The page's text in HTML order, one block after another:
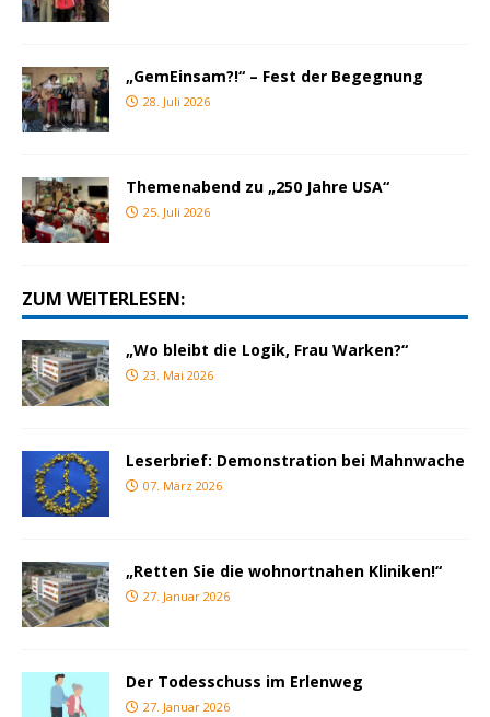
„GemEinsam?!“ – Fest der Begegnung
28. Juli 2026
Themenabend zu „250 Jahre USA“
25. Juli 2026
ZUM WEITERLESEN:
„Wo bleibt die Logik, Frau Warken?“
23. Mai 2026
Leserbrief: Demonstration bei Mahnwache
07. März 2026
„Retten Sie die wohnortnahen Kliniken!“
27. Januar 2026
Der Todesschuss im Erlenweg
27. Januar 2026